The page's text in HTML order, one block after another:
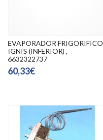
EVAPORADOR FRIGORIFICO
IGNIS (INFERIOR) ,
6632322737
60,33€